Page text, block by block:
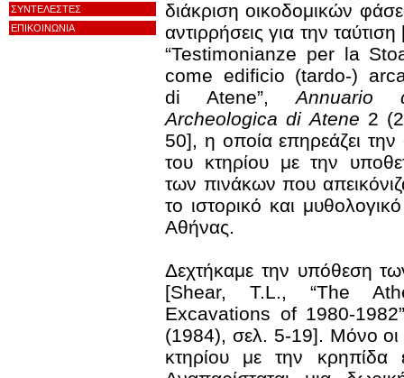
ΣΥΝΤΕΛΕΣΤΕΣ
ΕΠΙΚΟΙΝΩΝΙΑ
διάκριση οικοδομικών
αντιρρήσεις για την
“Testimonianze per la
come edificio (tardo-)
di Atene”,Annuario
Archeologica di Atene 2
50], η οποία επηρεάζει
του κτηρίου με την
των πινάκων που
το ιστορικό και
Αθήνας.
Δεχτήκαμε την υπόθεση
[Shear, T.L., “The
Excavations of 1980-
(1984), σελ. 5-19]. Μόνο οι
κτηρίου με την κρηπίδα